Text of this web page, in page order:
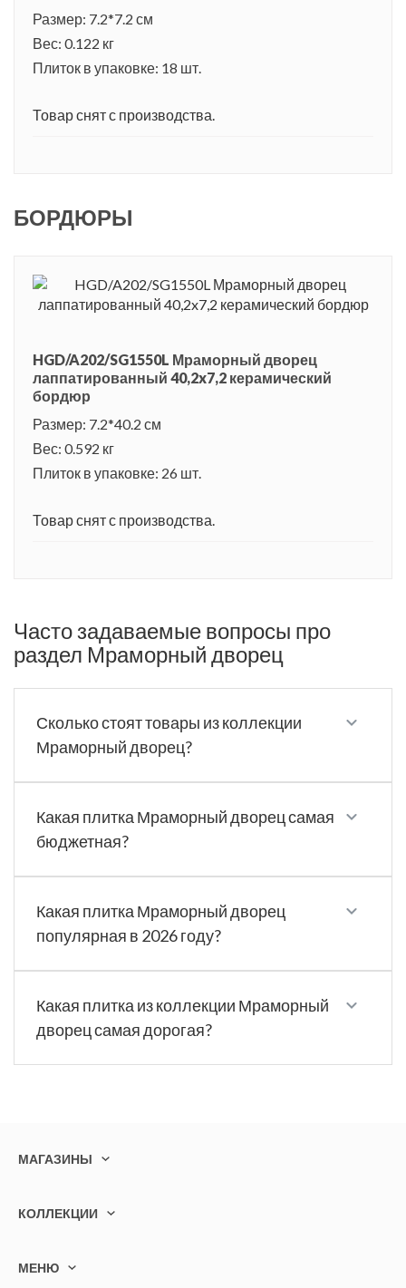
Размер: 7.2*7.2 см
Вес: 0.122 кг
Плиток в упаковке: 18 шт.
Товар снят с производства.
БОРДЮРЫ
HGD/A202/SG1550L Мраморный дворец
лаппатированный 40,2x7,2 керамический
бордюр
Размер: 7.2*40.2 см
Вес: 0.592 кг
Плиток в упаковке: 26 шт.
Товар снят с производства.
Часто задаваемые вопросы про
раздел Мраморный дворец
Сколько стоят товары из коллекции
Мраморный дворец?
Какая плитка Мраморный дворец самая
бюджетная?
Какая плитка Мраморный дворец
популярная в 2026 году?
Какая плитка из коллекции Мраморный
дворец самая дорогая?
МАГАЗИНЫ
КОЛЛЕКЦИИ
МЕНЮ